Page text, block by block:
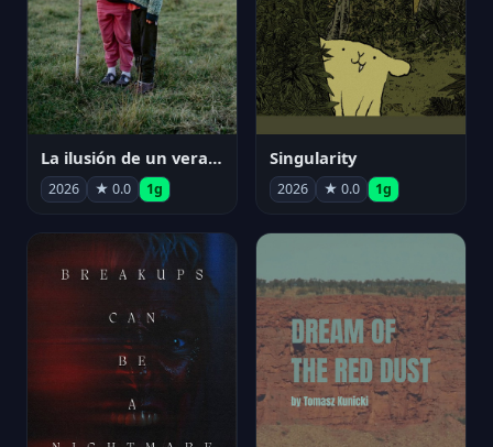
La ilusión de un verano sin fin
2026 ★ 0.0 1g
Singularity
2026 ★ 0.0 1g